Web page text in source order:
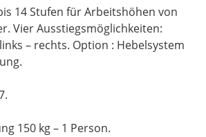
14 Stufen für Arbeitshöhen von
Vier Ausstiegsmöglichkeiten:
– rechts. Option : Hebelsystem
150 kg – 1 Person.